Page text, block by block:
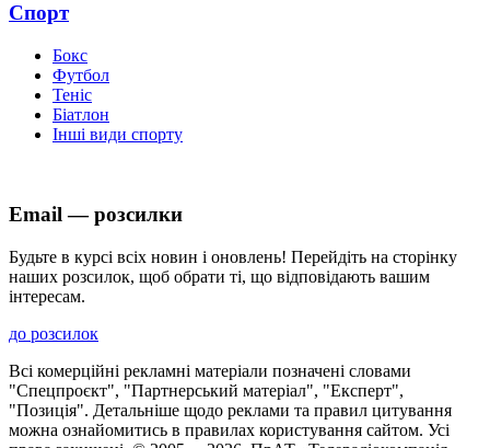
Спорт
Бокс
Футбол
Теніс
Біатлон
Інші види спорту
Email — розсилки
Будьте в курсі всіх новин і оновлень! Перейдіть на сторінку
наших розсилок, щоб обрати ті, що відповідають вашим
інтересам.
до розсилок
Всі комерційні рекламні матеріали позначені словами
"Спецпроєкт", "Партнерський матеріал", "Експерт",
"Позиція". Детальніше щодо реклами та правил цитування
можна ознайомитись в правилах користування сайтом. Усі